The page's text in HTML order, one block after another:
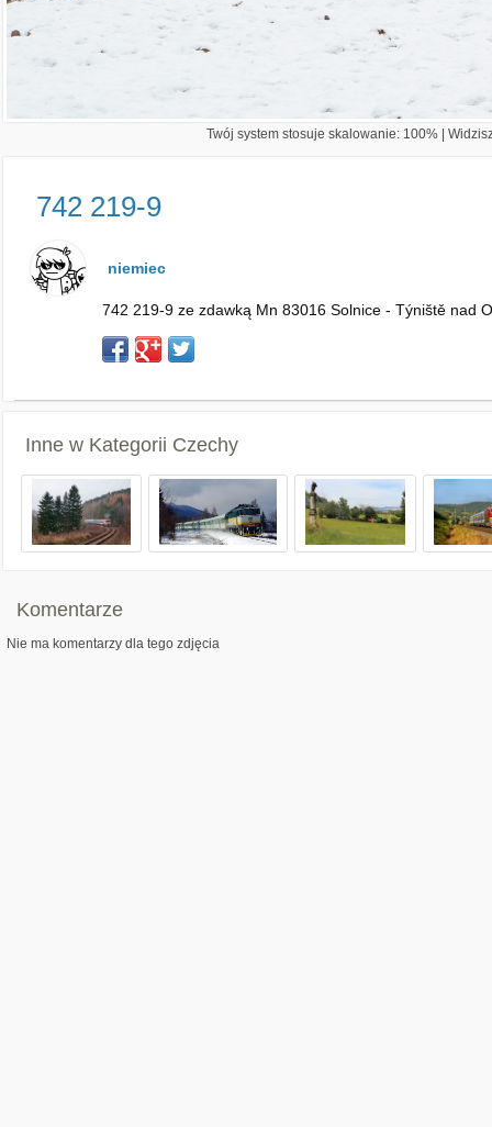
Twój system stosuje skalowanie: 100% |
742 219-9
niemiec
742 219-9 ze zdawką Mn 83016 Solnice - Týniště nad
Inne w Kategorii Czechy
Komentarze
Nie ma komentarzy dla tego zdjęcia